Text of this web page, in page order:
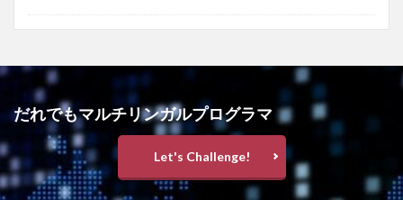
だれでもマルチリンガルプログラマ
Let's Challenge!